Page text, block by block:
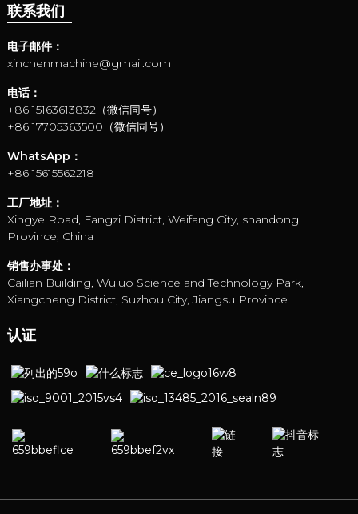
联系我们
电子邮件：
xinchenmachine@gmail.com
电话：
+86 15163613832（微信同号）
+86 17705363500（微信同号）
WhatsApp：
+86 15615562218
工厂地址：
Xingye Road, Fangzi District, Weifang City, shandong
Province, China
销售办事处：
Cailian Building, Wuluo Science and Technology Park,
Xiangcheng District, Suzhou City, Jiangsu Province
认证